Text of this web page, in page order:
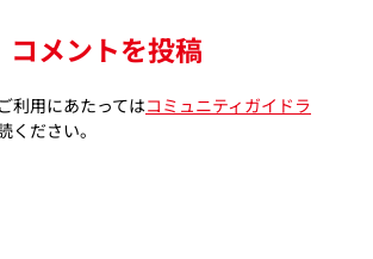
コメントを投稿
利用にあたってはコミュニティガイドラ
ください。